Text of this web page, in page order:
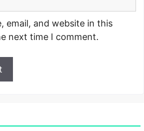
email, and website in this
next time I comment.